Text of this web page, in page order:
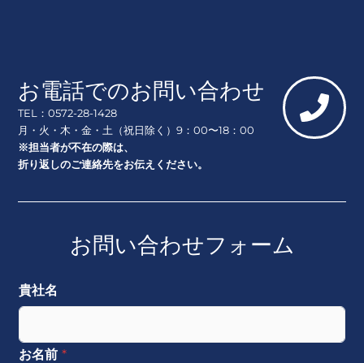
お電話でのお問い合わせ
TEL：0572-28-1428
月・火・木・金・土（祝日除く）9：00〜18：00
※担当者が不在の際は、
折り返しのご連絡先をお伝えください。
お問い合わせフォーム
貴社名
お名前*